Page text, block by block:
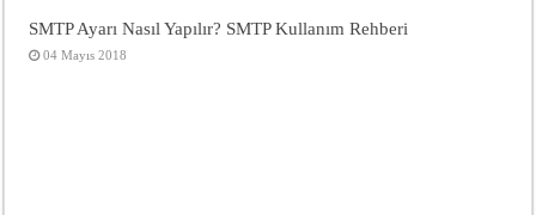
SMTP Ayarı Nasıl Yapılır? SMTP Kullanım Rehberi
04 Mayıs 2018